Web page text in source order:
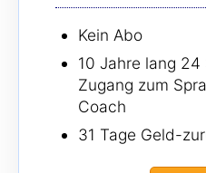
Kein Abo
10 Jahre lang
Zugang zum
Coach
31 Tage Geld-